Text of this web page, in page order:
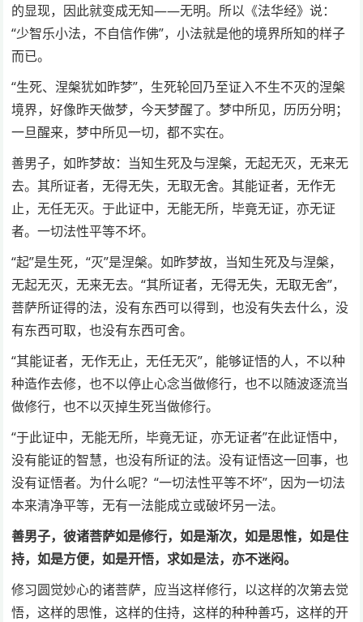
的显现，因此就变成无知——无明。所以《法华经》说：
“少智乐小法，不自信作佛”，小法就是他的境界所知的样子
而已。
“生死、涅槃犹如昨梦”，生死轮回乃至证入不生不灭的涅槃
境界，好像昨天做梦，今天梦醒了。梦中所见，历历分明；
一旦醒来，梦中所见一切，都不实在。
善男子，如昨梦故：当知生死及与涅槃，无起无灭，无来无
去。其所证者，无得无失，无取无舍。其能证者，无作无
止，无任无灭。于此证中，无能无所，毕竟无证，亦无证
者。一切法性平等不坏。
“起”是生死，“灭”是涅槃。如昨梦故，当知生死及与涅槃，
无起无灭，无来无去。“其所证者，无得无失，无取无舍”，
菩萨所证得的法，没有东西可以得到，也没有失去什么，没
有东西可取，也没有东西可舍。
“其能证者，无作无止，无任无灭”，能够证悟的人，不以种
种造作去修，也不以停止心念当做修行，也不以随波逐流当
做修行，也不以灭掉生死当做修行。
“于此证中，无能无所，毕竟无证，亦无证者”在此证悟中，
没有能证的智慧，也没有所证的法。没有证悟这一回事，也
没有证悟者。为什么呢？“一切法性平等不坏”，因为一切法
本来清净平等，无有一法能成立或破坏另一法。
善男子，彼诸菩萨如是修行，如是渐次，如是思惟，如是住
持，如是方便，如是开悟，求如是法，亦不迷闷。
修习圆觉妙心的诸菩萨，应当这样修行，以这样的次第去觉
悟，这样的思惟，这样的住持，这样的种种善巧，这样的开